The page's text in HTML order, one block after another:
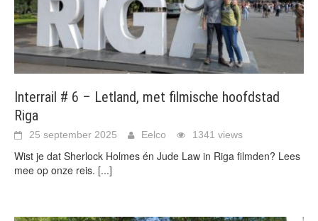
Interrail # 6 – Letland, met filmische hoofdstad
Riga
25 september 2025 Eelco 1341 views
Wist je dat Sherlock Holmes én Jude Law in Riga filmden? Lees
mee op onze reis. [...]